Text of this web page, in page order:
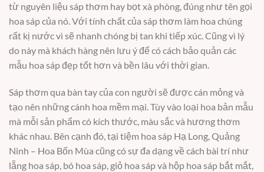
từ nguyên liệu sáp thơm hay bọt xà phòng, đúng như tên gọi
hoa sáp của nó. Với tính chất của sáp thơm làm hoa chúng
rất kị nước vì sẽ nhanh chóng bị tan khi tiếp xúc. Cũng vì lý
do này mà khách hàng nên lưu ý để có cách bảo quản các
mẫu hoa sáp đẹp tốt hơn và bền lâu với thời gian.
Sáp thơm qua bàn tay của con người sẽ được cán mỏng và
tạo nên những cánh hoa mềm mại. Tùy vào loại hoa bản mẫu
mà mỗi sản phẩm có kích thước, màu sắc và hương thơm
khác nhau. Bên cạnh đó, tại tiệm hoa sáp Hạ Long, Quảng
Ninh – Hoa Bốn Mùa cũng có sự đa dạng về cách bài trí như
lẵng hoa sáp, bó hoa sáp, giỏ hoa sáp và hộp hoa sáp bắt mắt,